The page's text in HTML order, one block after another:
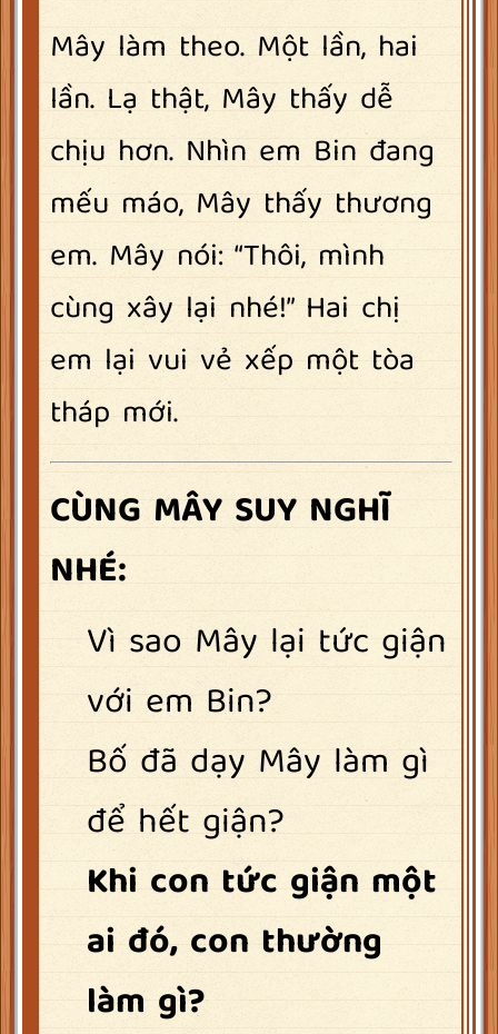
Mây làm theo. Một lần, hai
lần. Lạ thật, Mây thấy dễ
chịu hơn. Nhìn em Bin đang
mếu máo, Mây thấy thương
em. Mây nói: “Thôi, mình
cùng xây lại nhé!” Hai chị
em lại vui vẻ xếp một tòa
tháp mới.
CÙNG MÂY SUY NGHĨ
NHÉ:
Vì sao Mây lại tức giận
với em Bin?
Bố đã dạy Mây làm gì
để hết giận?
Khi con tức giận một
ai đó, con thường
làm gì?